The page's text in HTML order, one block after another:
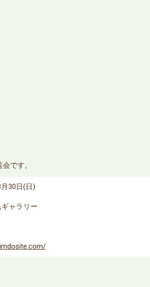
です。
30日(日)
ャラリー